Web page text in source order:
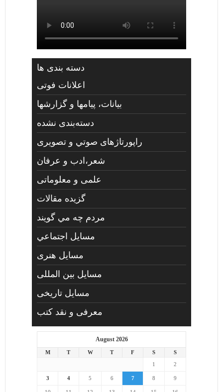
دسته بندی ها
اعلانات فوتی
بیانات، پیامها و گزارشها
دسته‌بندی نشده
راپورتاژهای صوتي و تصويری
شعر،ادب و عرفان
علمی و معلوماتی
گزیده مقالات
مردم چه مي گويند
مسايل اجتماعي
مسايل هنری
مسایل بین المللی
مسایل تاریخی
معرفی و نقد کتب
August 2026
M T W T F S
S
1
2
3 4 5 6 7 8 9